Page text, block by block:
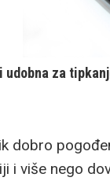
udobna za
dobro
i više nego